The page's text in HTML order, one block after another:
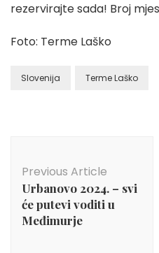
rezervirajte sada! Broj
Foto: Terme Laško
Slovenija Terme Laško
Navigation
Previous Article
Urbanovo 2024. – svi
će putevi voditi u
Međimurje